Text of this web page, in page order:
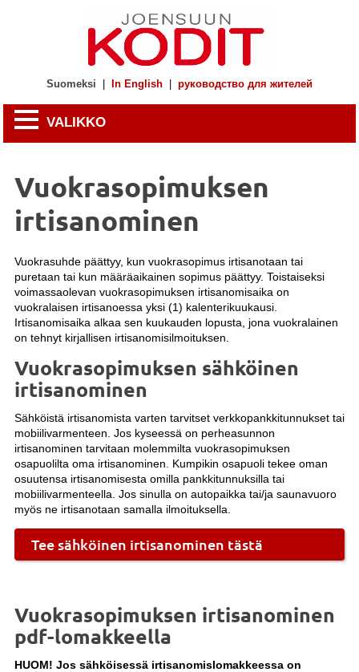
Suomeksi In English руководство для жителей
VALIKKO
Vuokrasopimuksen
irtisanominen
Vuokrasuhde päättyy, kun vuokrasopimus irtisanotaan tai
puretaan tai kun määräaikainen sopimus päättyy. Toistaiseksi
voimassaolevan vuokrasopimuksen irtisanomisaika on
vuokralaisen irtisanoessa yksi (1) kalenterikuukausi.
Irtisanomisaika alkaa sen kuukauden lopusta, jona vuokralainen
on tehnyt kirjallisen irtisanomisilmoituksen.
Vuokrasopimuksen sähköinen
irtisanominen
Sähköistä irtisanomista varten tarvitset verkkopankkitunnukset tai
mobiilivarmenteen. Jos kyseessä on perheasunnon
irtisanominen tarvitaan molemmilta vuokrasopimuksen
osapuolilta oma irtisanominen. Kumpikin osapuoli tekee oman
osuutensa irtisanomisesta omilla pankkitunnuksilla tai
mobiilivarmenteella. Jos sinulla on autopaikka tai/ja saunavuoro
myös ne irtisanotaan samalla ilmoituksella.
Tee sähköinen irtisanominen tästä
Vuokrasopimuksen irtisanominen
pdf-lomakkeella
HUOM! Jos sähköisessä irtisanomislomakkeessa on